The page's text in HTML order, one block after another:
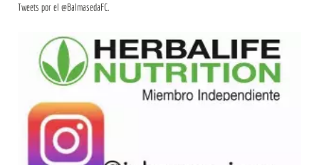
Tweets por el @BalmasedaFC.